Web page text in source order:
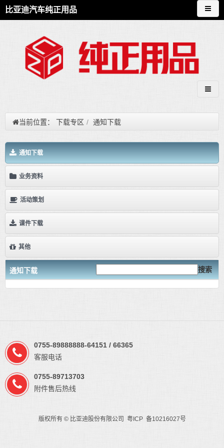
比亚迪汽车纯正用品
当前位置： 下载专区 / 通知下载
通知下载
业务资料
活动策划
课件下载
其他
通知下载 搜索
0755-89888888-64151 / 66365
客服电话
0755-89713703
附件售后热线
版权所有 © 比亚迪股份有限公司 粤ICP 备10216027号